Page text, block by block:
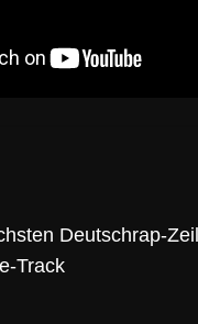
Deutschrap-
Track